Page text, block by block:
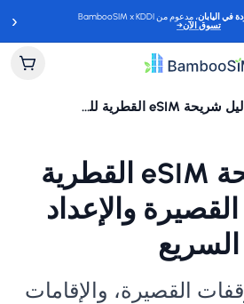
‹ في اليابان، مدعوم من BambooSIM x KDDI
تسوق الآن→
دليل شريحة eSIM القطرية للتوقفات القصيرة والإعداد السريع
دليل شريحة eSIM القطرية
والإعداد
السريع
القصيرة، والإقامات